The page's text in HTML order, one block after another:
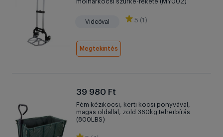
Videóval 5 (1)
Megtekintés
39 980 Ft
Fém kézikocsi, kerti kocsi ponyvával,
magas oldallal, zöld 360kg teherbírás
(800LBS)